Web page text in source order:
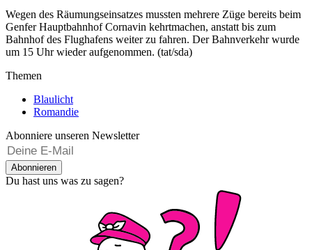
Wegen des Räumungseinsatzes mussten mehrere Züge bereits beim
Genfer Hauptbahnhof Cornavin kehrtmachen, anstatt bis zum
Bahnhof des Flughafens weiter zu fahren. Der Bahnverkehr wurde
um 15 Uhr wieder aufgenommen. (tat/sda)
Themen
Blaulicht
Romandie
Abonniere unseren Newsletter
Abonnieren
Du hast uns was zu sagen?